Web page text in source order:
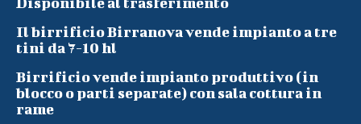
Il birrificio Birranova vende impianto a tre
tini da 7-10 hl
Birrificio vende impianto produttivo (in
blocco o parti separate) con sala cottura in
rame